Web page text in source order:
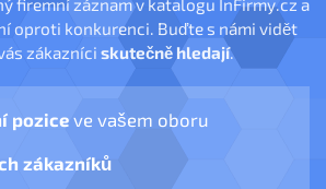
firemní záznam v katalogu InFirmy.cz a
oproti konkurenci. Buďte s námi vidět
zákazníci skutečně hledají.
poziceve vašem oboru
zákazníků